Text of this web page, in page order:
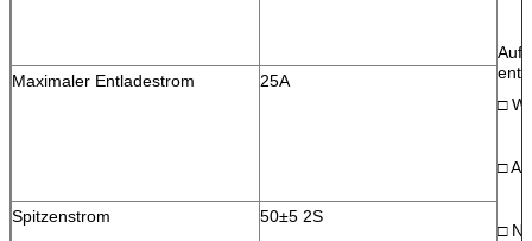
□
□
□
Maximaler Entladestrom 25A
Spitzenstrom 50±5 2S